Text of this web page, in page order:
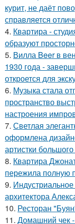
курит, не даёт
справляется
4. Квартира -
образуют
5. Вилла Beer в
1930 года -
откроется для
6. Музыка стала
пространство
настроения
7. Светлая
оформлена
артистки
8. Квартира
пережила полную
9.
архитектора
10. Ресторан
11. Домашний чек -